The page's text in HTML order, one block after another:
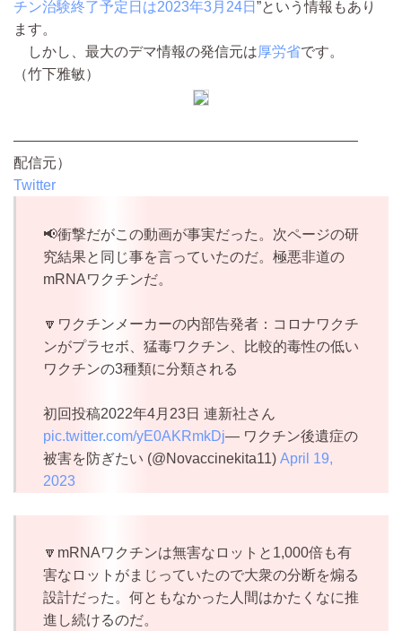
チン治験終了予定日は2023年3月24日 ”という情報もあり
ます。
しかし、最大のデマ情報の発信元は厚労省です。
（竹下雅敏）
————————————————————————
配信元）
Twitter
📢衝撃だがこの動画が事実だった。次ページの研
究結果と同じ事を言っていたのだ。極悪非道の
mRNAワクチンだ。
🔽ワクチンメーカーの内部告発者：コロナワクチ
ンがプラセボ、猛毒ワクチン、比較的毒性の低い
ワクチンの3種類に分類される
初回投稿2022年4月23日 連新社さん
pic.twitter.com/yE0AKRmkDj— ワクチン後遺症の
被害を防ぎたい (@Novaccinekita11) April 19,
2023
🔽mRNAワクチンは無害なロットと1,000倍も有
害なロットがまじっていたので大衆の分断を煽る
設計だった。何ともなかった人間はかたくなに推
進し続けるのだ。